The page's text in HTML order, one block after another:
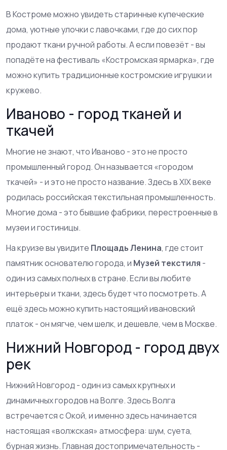
В Костроме можно увидеть старинные купеческие
дома, уютные улочки с лавочками, где до сих пор
продают ткани ручной работы. А если повезёт - вы
попадёте на фестиваль «Костромская ярмарка», где
можно купить традиционные костромские игрушки и
кружево.
Иваново - город тканей и
ткачей
Многие не знают, что Иваново - это не просто
промышленный город. Он называется «городом
ткачей» - и это не просто название. Здесь в XIX веке
родилась российская текстильная промышленность.
Многие дома - это бывшие фабрики, перестроенные в
музеи и гостиницы.
На круизе вы увидите Площадь Ленина, где стоит
памятник основателю города, и Музей текстиля -
один из самых полных в стране. Если вы любите
интерьеры и ткани, здесь будет что посмотреть. А
ещё здесь можно купить настоящий ивановский
платок - он мягче, чем шелк, и дешевле, чем в Москве.
Нижний Новгород - город двух
рек
Нижний Новгород - один из самых крупных и
динамичных городов на Волге. Здесь Волга
встречается с Окой, и именно здесь начинается
настоящая «волжская» атмосфера: шум, суета,
бурная жизнь. Главная достопримечательность -